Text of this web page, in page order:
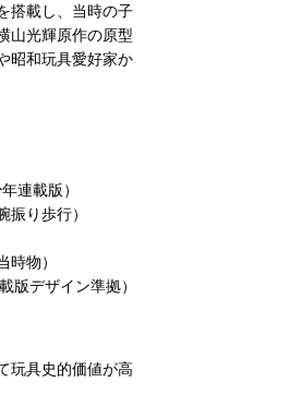
搭載し、当時の子
山光輝原作の原型
昭和玩具愛好家か
連載版）
り歩行）
物）
版デザイン準拠）
玩具史的価値が高